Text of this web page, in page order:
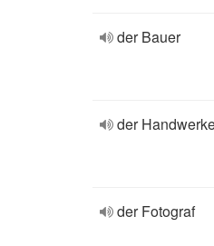
der Bauer
der
der Fotograf